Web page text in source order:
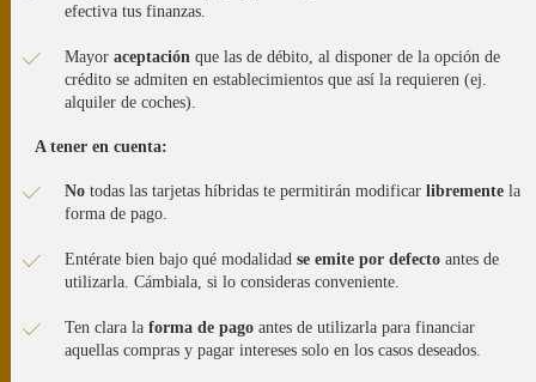
efectiva tus finanzas.
Mayor aceptación que las de débito, al disponer de la opción de
crédito se admiten en establecimientos que así la requieren (ej.
alquiler de coches).
A tener en cuenta:
No todas las tarjetas híbridas te permitirán modificar libremente la
forma de pago.
Entérate bien bajo qué modalidad se emite por defecto antes de
utilizarla. Cámbiala, si lo consideras conveniente.
Ten clara la forma de pago antes de utilizarla para financiar
aquellas compras y pagar intereses solo en los casos deseados.